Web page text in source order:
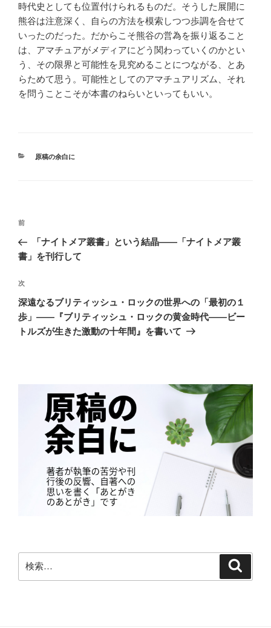
時代史としても位置付けられるものだ。そうした展開に
熊谷は注意深く、自らの方法を模索しつつ歩調を合せて
いったのだった。だからこそ熊谷の営為を振り返ること
は、アマチュアがメディアにどう関わっていくのかとい
う、その限界と可能性を見究めることにつながる、とあ
らためて思う。可能性としてのアマチュアリズム、それ
を問うことこそが本書のねらいといってもいい。
カ
原稿の余白に
投
ナ
ゲ
ー
シ
ョ
前
の
投
前
「ナイトメア叢書」という結晶――「ナイトメア叢
書」を刊行して
次
の
投
稿
次
深遠なるブリティッシュ・ロックの世界への「最初の１
歩」――『ブリティッシュ・ロックの黄金時代――ビー
トルズが生きた激動の十年間』を書いて
検
索: